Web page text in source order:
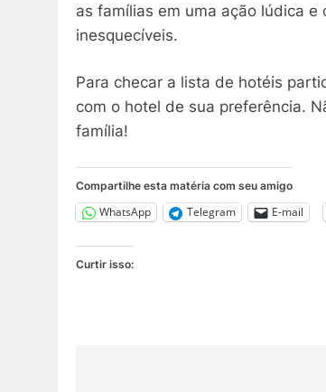
as famílias em uma ação lúdica
inesquecíveis.
Para checar a lista de hotéis
com o hotel de sua preferência.
família!
Compartilhe esta matéria com seu amigo
WhatsApp Telegram E-mail
Curtir isso: